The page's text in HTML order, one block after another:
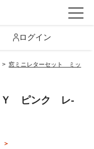
ログイン
> 窓ミニレターセット ミッ
ピンク レ-